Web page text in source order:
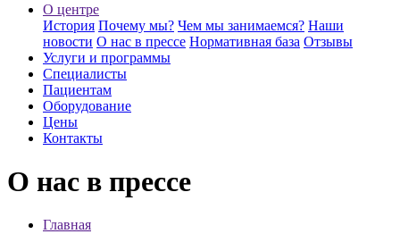
О центре
История Почему мы? Чем мы занимаемся? Наши
новости О нас в прессе Нормативная база Отзывы
Услуги и программы
Специалисты
Пациентам
Оборудование
Цены
Контакты
О нас в прессе
Главная